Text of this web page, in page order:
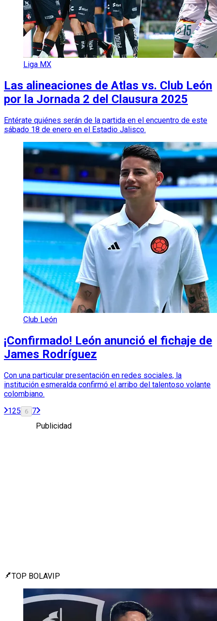
Liga MX
Las alineaciones de Atlas vs. Club León
por la Jornada 2 del Clausura 2025
Entérate quiénes serán de la partida en el encuentro de este
sábado 18 de enero en el Estadio Jalisco.
Club León
¡Confirmado! León anunció el fichaje de
James Rodríguez
Con una particular presentación en redes sociales, la
institución esmeralda confirmó el arribo del talentoso volante
colombiano.
125 6 7
Publicidad
TOP BOLAVIP